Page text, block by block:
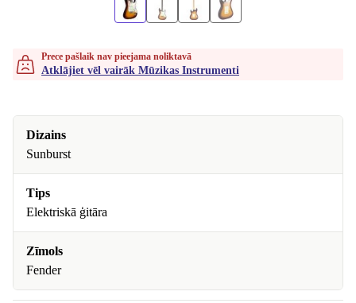
Prece pašlaik nav pieejama noliktavā
Atklājiet vēl vairāk Mūzikas Instrumenti
Dizains
Sunburst
Tips
Elektriskā ģitāra
Zīmols
Fender